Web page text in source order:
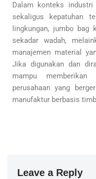
Dalam konteks
sekaligus kepatuhan
lingkungan, jumbo bag
sekadar wadah,
manajemen material
Jika digunakan dan
mampu
perusahaan yang
manufaktur berbasis
Leave a Reply